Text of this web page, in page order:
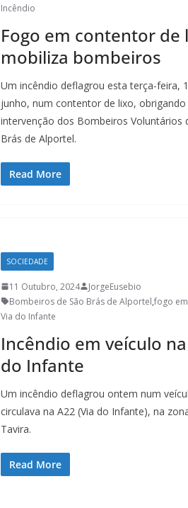
Incêndio
Fogo em contentor de
mobiliza bombeiros
Um incêndio deflagrou esta terça-feira,
junho, num contentor de lixo, obrigando
intervenção dos Bombeiros Voluntários
Brás de Alportel.
Read More
SOCIEDADE
11 Outubro, 2024
JorgeEusebio
Bombeiros de São Brás de Alportel,fogo
Via do Infante
Incêndio em veículo
do Infante
Um incêndio deflagrou ontem num
circulava na A22 (Via do Infante), na
Tavira.
Read More